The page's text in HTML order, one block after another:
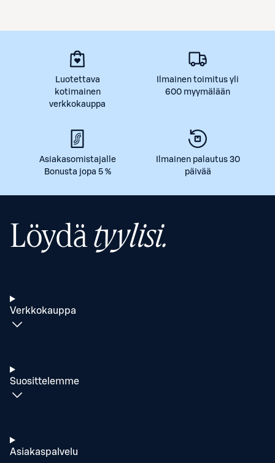
Luotettava
kotimainen
verkkokauppa
Ilmainen toimitus yli
600 myymälään
Asiakasomistajalle
Bonusta jopa 5 %
Ilmainen palautus 30
päivää
Löydätyylisi.
Verkkokauppa
Suosittelemme
Asiakaspalvelu